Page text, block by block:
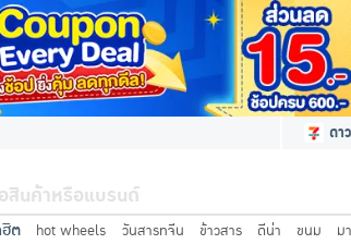
ดา
ต hot wheels วันสารทจีน ข้าวสาร ดีน่า ขนม ม